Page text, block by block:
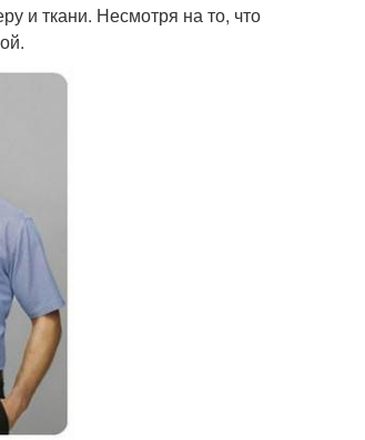
и ткани. Несмотря на то, что